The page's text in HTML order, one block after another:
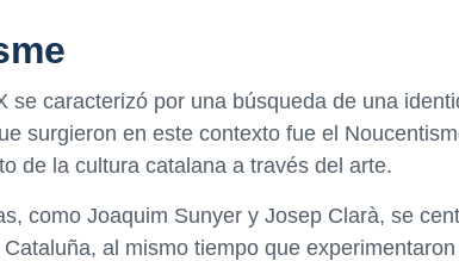
se caracterizó por una búsqueda de una
surgieron en este contexto fue el
de la cultura catalana a través del arte.
como Joaquim Sunyer y Josep Clarà, se
al mismo tiempo que